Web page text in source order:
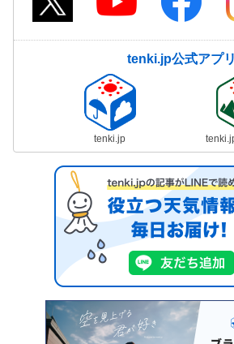
tenki.jp公式アプリ
tenki.jp